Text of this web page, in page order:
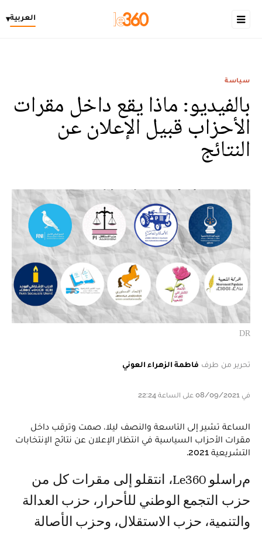
العربية▾
سياسة
بالفيديو: ماذا يقع داخل مقرات
الأحزاب قبيل الإعلان عن
النتائج
DR
تحرير من طرف فاطمة الزهراء العوني
في 08/09/2021 على الساعة 22:24
الساعة تشير إلى التاسعة والنصف ليلا، صمت وترقب داخل
مقرات الأحزاب السياسية في انتظار الإعلان عن نتائج الإنتخابات
التشريعية 2021.
مراسلو Le360، انتقلو إلى مقرات كل من
حزب التجمع الوطني للأحرار، حزب العدالة
والتنمية، حزب الاستقلال، وحزب الأصالة